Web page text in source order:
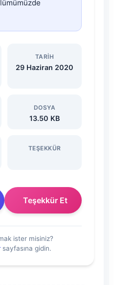
TARIH
29 Haziran 2020
DOSYA
13.50 KB
TEŞEKKÜR
Teşekkür Et
ister misiniz?
sayfasına gidin.